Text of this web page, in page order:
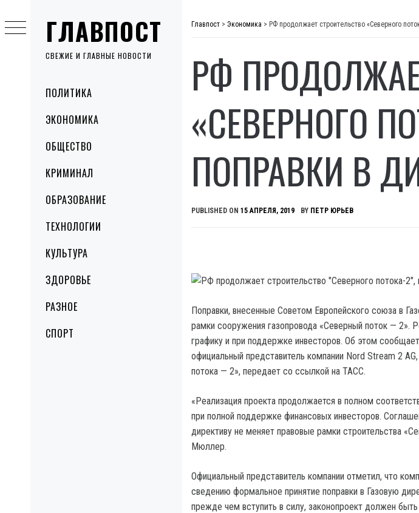
ГЛАВПОСТ
СВЕЖИЕ И ГЛАВНЫЕ НОВОСТИ
MenuПОЛИТИКА
ЭКОНОМИКА
ОБЩЕСТВО
КРИМИНАЛ
ОБРАЗОВАНИЕ
ТЕХНОЛОГИИ
КУЛЬТУРА
ЗДОРОВЬЕ
РАЗНОЕ
СПОРТ
to
content
Главпост > Экономика > РФ продолжает строительство «Северного
РФ
«СЕВЕРНОГО
ПОПРАВКИ В
PUBLISHED ON 15 АПРЕЛЯ, 2019 BY ПЕТР ЮРЬЕВ
Поправки, внесенные Советом Европейского союза в
рамки сооружения газопровода «Северный поток — 2».
графику и при поддержке инвесторов. Об этом
официальный представитель компании Nord Stream 2
потока — 2», передает со ссылкой на ТАСС.
«Реализация проекта продолжается в полном
при полной поддержке финансовых инвесторов.
директиву не меняет правовые рамки строительства
Мюллер.
Официальный представитель компании отметил, что
сведению формальное принятие поправки в Газовую
прежде чем вступить в силу, законопроект должен